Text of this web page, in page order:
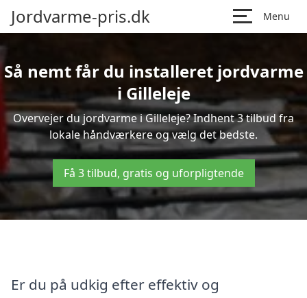
Jordvarme-pris.dk Menu
Så nemt får du installeret jordvarme
i Gilleleje
Overvejer du jordvarme i Gilleleje? Indhent 3 tilbud fra
lokale håndværkere og vælg det bedste.
Få 3 tilbud, gratis og uforpligtende
Er du på udkig efter effektiv og